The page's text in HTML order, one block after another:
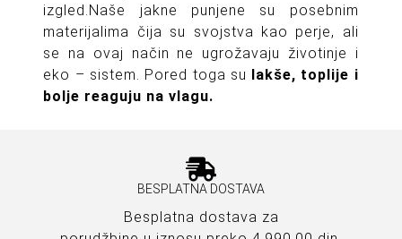
izgled.Naše jakne punjene su posebnim
materijalima čija su svojstva kao perje, ali
se na ovaj način ne ugrožavaju životinje i
eko – sistem. Pored toga su lakše, toplije i
bolje reaguju na vlagu.
BESPLATNA DOSTAVA
Besplatna dostava za